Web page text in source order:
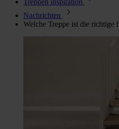
Treppen inspiration
Nachrichten
Welche Treppe ist die richtige